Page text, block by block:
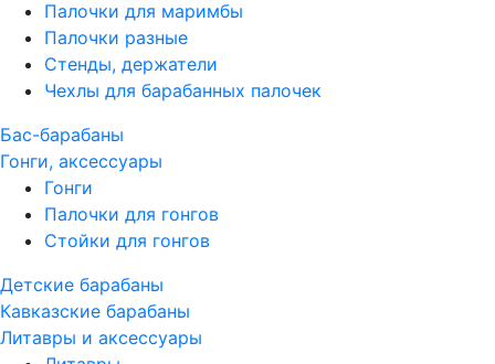
Палочки для маримбы
Палочки разные
Стенды, держатели
Чехлы для барабанных палочек
Бас-барабаны
Гонги, аксессуары
Гонги
Палочки для гонгов
Стойки для гонгов
Детские барабаны
Кавказские барабаны
Литавры и аксессуары